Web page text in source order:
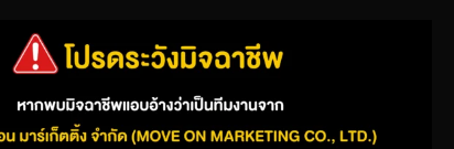
ให้เหมาะสม, การใช้ H1, H2 และ H3 เพื่อจัดระเบียบ
Text ในรูปภาพ